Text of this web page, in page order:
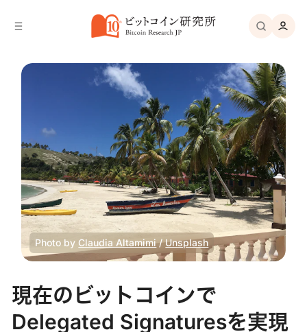
Photo by Claudia Altamimi/Unsplash
現在のビットコインで
Delegated Signaturesを実現